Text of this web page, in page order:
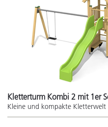
Kletterturm Kombi 2 mit 1er
Kleine und kompakte Kletterwelt